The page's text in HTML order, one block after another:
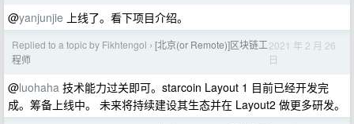
@yanjunjie 上线了。看下项目介绍。
Replied to a topic by Fikhtengol › [北京(or Remote)]区块链工
程师
2021 年 2 月 26
日
@luohaha 技术能力过关即可。starcoin Layout 1 目前已经开发完
成。筹备上线中。 未来将持续建设其生态并在 Layout2 做更多研发。